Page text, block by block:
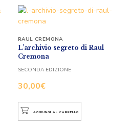
L’archivio segreto di Raul
Cremona
30,00€
RAUL CREMONA
SECONDA EDIZIONE
AGGIUNGI AL CARRELLO